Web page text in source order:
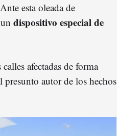
esta oleada de
dispositivo especial de
calles afectadas de forma
autor de los hechos